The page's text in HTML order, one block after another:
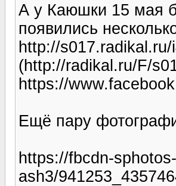
А у Каюшки 15 мая
появились
http://
(http://radikal.ru/F/
https://
Ещё пару
https://fbcdn-
ash3/